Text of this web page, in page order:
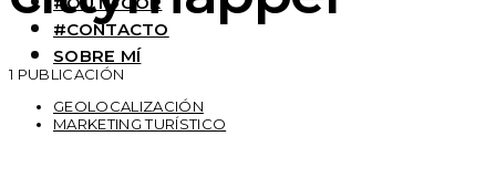
#CONTACTO
SOBRE MÍ
1 PUBLICACIÓN
GEOLOCALIZACIÓN
MARKETING TURÍSTICO